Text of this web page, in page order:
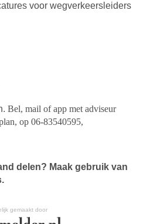
voor wegverkeersleiders
Bel, mail of app met adviseur
op 06-83540595,
delen? Maak gebruik van
gemaakt door